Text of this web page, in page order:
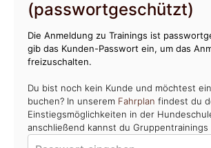
(passwortgeschützt)
Die Anmeldung zu Trainings ist
gib das Kunden-Passwort ein, um das
freizuschalten.
Du bist noch kein Kunde und möchtest
buchen? In unserem Fahrplan findest du
Einstiegsmöglichkeiten in der
anschließend kannst du Gruppentrainings